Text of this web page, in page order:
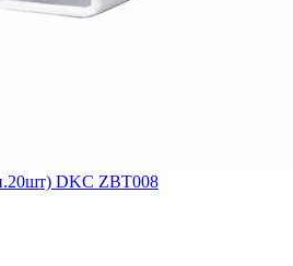
DKC ZBT008